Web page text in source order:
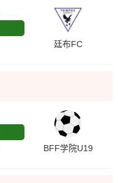
廷布FC
BFF学院U19